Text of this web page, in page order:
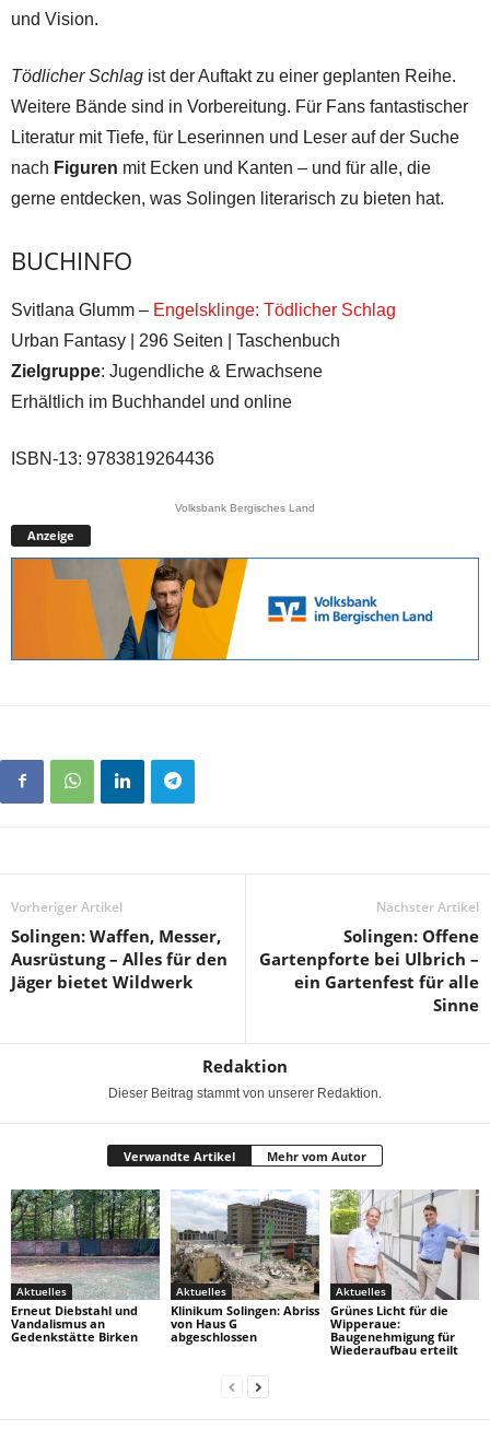
und Vision.
Tödlicher Schlag ist der Auftakt zu einer geplanten Reihe.
Weitere Bände sind in Vorbereitung. Für Fans fantastischer
Literatur mit Tiefe, für Leserinnen und Leser auf der Suche
nach Figuren mit Ecken und Kanten – und für alle, die
gerne entdecken, was Solingen literarisch zu bieten hat.
BUCHINFO
Svitlana Glumm – Engelsklinge: Tödlicher Schlag
Urban Fantasy | 296 Seiten | Taschenbuch
Zielgruppe: Jugendliche & Erwachsene
Erhältlich im Buchhandel und online
ISBN-13: 9783819264436
Volksbank Bergisches Land
Anzeige
Vorheriger Artikel
Solingen: Waffen, Messer,
Ausrüstung – Alles für den
Jäger bietet Wildwerk
Nächster Artikel
Solingen: Offene
Gartenpforte bei Ulbrich –
ein Gartenfest für alle
Sinne
Redaktion
Dieser Beitrag stammt von unserer Redaktion.
Verwandte Artikel Mehr vom Autor
Aktuelles
Erneut Diebstahl und
Vandalismus an
Gedenkstätte Birken
Aktuelles
Klinikum Solingen: Abriss
von Haus G
abgeschlossen
Aktuelles
Grünes Licht für die
Wipperaue:
Baugenehmigung für
Wiederaufbau erteilt